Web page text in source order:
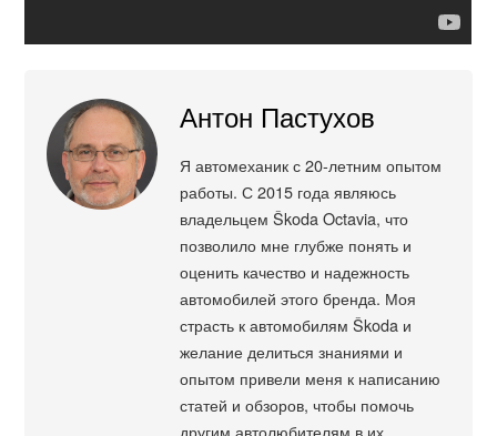
Антон Пастухов
Я автомеханик с 20-летним опытом
работы. С 2015 года являюсь
владельцем Škoda Octavia, что
позволило мне глубже понять и
оценить качество и надежность
автомобилей этого бренда. Моя
страсть к автомобилям Škoda и
желание делиться знаниями и
опытом привели меня к написанию
статей и обзоров, чтобы помочь